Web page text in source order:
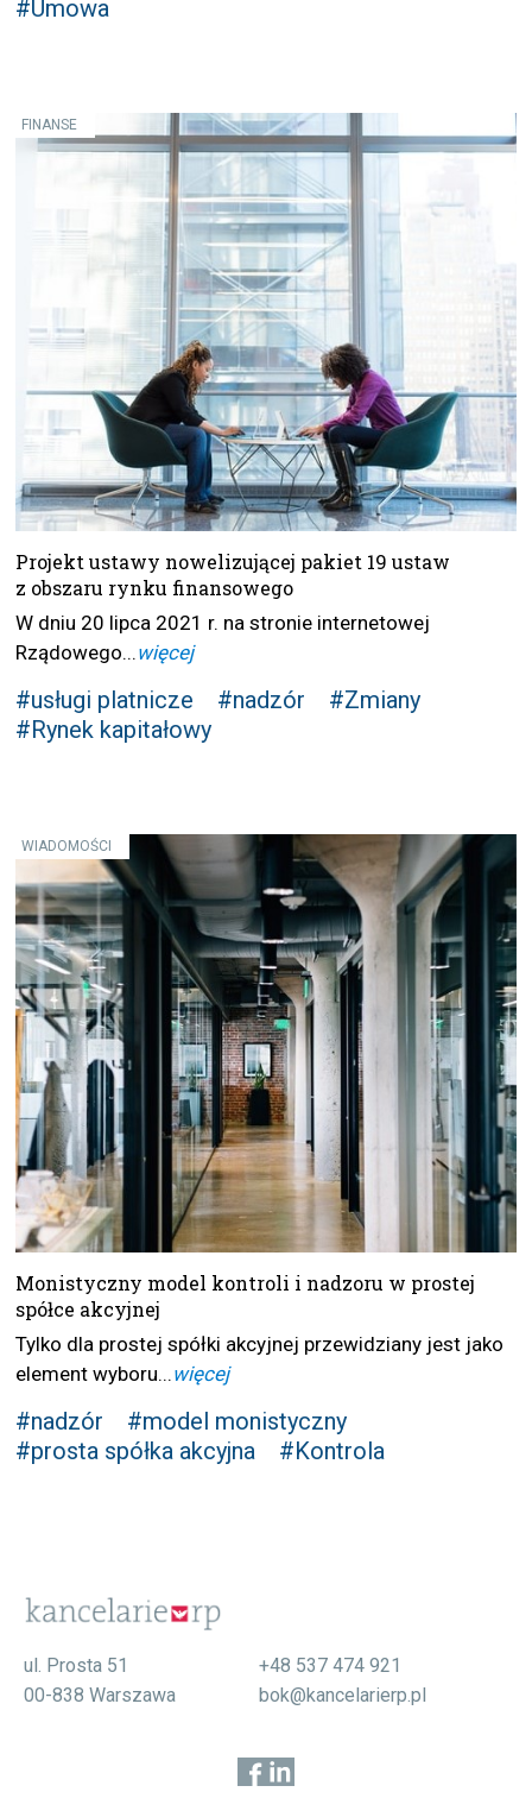
#Umowa
FINANSE
Projekt ustawy nowelizującej pakiet 19 ustaw
z obszaru rynku finansowego
W dniu 20 lipca 2021 r. na stronie internetowej
Rządowego... więcej
#usługi platnicze #nadzór
#Zmiany
#Rynek kapitałowy
WIADOMOŚCI
Monistyczny model kontroli i nadzoru w prostej
spółce akcyjnej
Tylko dla prostej spółki akcyjnej przewidziany jest jako
element wyboru... więcej
#nadzór
#model monistyczny
#prosta spółka akcyjna
#Kontrola
ul. Prosta 51
00-838 Warszawa
+48 537 474 921
bok@kancelarierp.pl